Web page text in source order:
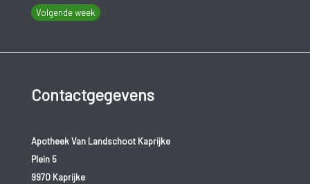
Volgende week
Contactgegevens
Apotheek Van Landschoot Kaprijke
Plein 5
9970 Kaprijke